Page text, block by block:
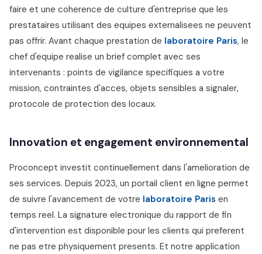
faire et une coherence de culture d'entreprise que les
prestataires utilisant des equipes externalisees ne peuvent
pas offrir. Avant chaque prestation de laboratoire Paris, le
chef d'equipe realise un brief complet avec ses
intervenants : points de vigilance specifiques a votre
mission, contraintes d'acces, objets sensibles a signaler,
protocole de protection des locaux.
Innovation et engagement environnemental
Proconcept investit continuellement dans l'amelioration de
ses services. Depuis 2023, un portail client en ligne permet
de suivre l'avancement de votre laboratoire Paris en
temps reel. La signature electronique du rapport de fin
d'intervention est disponible pour les clients qui preferent
ne pas etre physiquement presents. Et notre application